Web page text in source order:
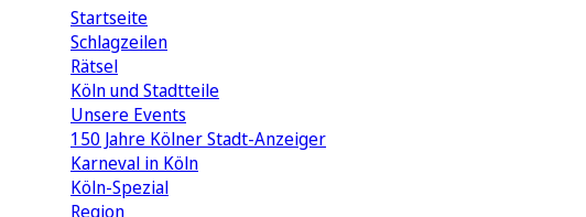
Startseite
Schlagzeilen
Rätsel
Köln und Stadtteile
Unsere Events
150 Jahre Kölner Stadt-Anzeiger
Karneval in Köln
Köln-Spezial
Region